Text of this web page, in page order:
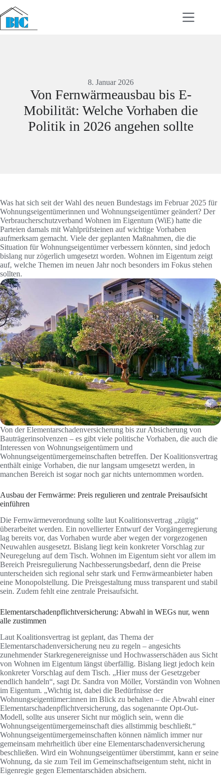
Inhalt
springen
8. Januar 2026
Von Fernwärmeausbau bis E-
Mobilität: Welche Vorhaben die
Politik in 2026 angehen sollte
Was hat sich seit der Wahl des neuen Bundestags im Februar 2025 für
Wohnungseigentümerinnen und Wohnungseigentümer geändert? Der
Verbraucherschutzverband Wohnen im Eigentum (WiE) hatte die
Parteien damals mit Wahlprüfsteinen auf wichtige Vorhaben
aufmerksam gemacht. Viele der geplanten Maßnahmen, die die
Situation für Wohnungseigentümer verbessern könnten, sind jedoch
bislang nur zögerlich umgesetzt worden. Wohnen im Eigentum zeigt
auf, welche Themen im neuen Jahr noch besonders im Fokus stehen
sollten.
Von der Elementarschadenversicherung bis zur Absicherung von
Bauträgerinsolvenzen – es gibt viele politische Vorhaben, die auch die
Interessen von Wohnungseigentümern und
Wohnungseigentümergemeinschaften betreffen. Der Koalitionsvertrag
enthält einige Vorhaben, die nur langsam umgesetzt werden, in
manchen Bereich ist sogar noch gar nichts unternommen worden.
Ausbau der Fernwärme: Preis regulieren und zentrale Preisaufsicht
einführen
Die Fernwärmeverordnung sollte laut Koalitionsvertrag „zügig“
überarbeitet werden. Ein novellierter Entwurf der Vorgängerregierung
lag bereits vor, das Vorhaben wurde aber wegen der vorgezogenen
Neuwahlen ausgesetzt. Bislang liegt kein konkreter Vorschlag zur
Neuregelung auf dem Tisch. Wohnen im Eigentum sieht vor allem im
Bereich Preisregulierung Nachbesserungsbedarf, denn die Preise
unterscheiden sich regional sehr stark und Fernwärmeanbieter haben
eine Monopolstellung. Die Preisgestaltung muss transparent und stabil
sein. Zudem fehlt eine zentrale Preisaufsicht.
Elementarschadenpflichtversicherung: Abwahl in WEGs nur, wenn
alle zustimmen
Laut Koalitionsvertrag ist geplant, das Thema der
Elementarschadenversicherung neu zu regeln – angesichts
zunehmender Starkregenereignisse und Hochwasserschäden aus Sicht
von Wohnen im Eigentum längst überfällig. Bislang liegt jedoch kein
konkreter Vorschlag auf dem Tisch. „Hier muss der Gesetzgeber
endlich handeln“, sagt Dr. Sandra von Möller, Vorständin von Wohnen
im Eigentum. „Wichtig ist, dabei die Bedürfnisse der
Wohnungseigentümer:innen im Blick zu behalten – die Abwahl einer
Elementarschadenpflichtversicherung, das sogenannte Opt-Out-
Modell, sollte aus unserer Sicht nur möglich sein, wenn die
Wohnungseigentümergemeinschaft dies allstimmig beschließt.“
Wohnungseigentümergemeinschaften können nämlich immer nur
gemeinsam mehrheitlich über eine Elementarschadenversicherung
beschließen. Wird ein Wohnungseigentümer überstimmt, kann er seine
Wohnung, da sie zum Teil im Gemeinschaftseigentum steht, nicht in
Eigenregie gegen Elementarschäden absichern.